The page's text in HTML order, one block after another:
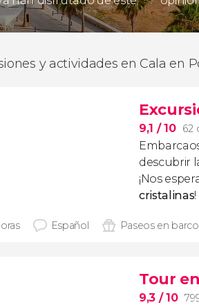
y actividades en Cala en
9,1 / 10 62
descubrir
¡Nos
cristalinas!
Español Paseos en barco
Tour
9,3 / 10